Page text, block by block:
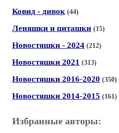
Ковид - дивок (44)
Леняшки и циташки (15)
Новостяшки - 2024 (212)
Новостяшки 2021 (313)
Новостяшки 2016-2020 (350)
Новостяшки 2014-2015 (161)
Избранные авторы: